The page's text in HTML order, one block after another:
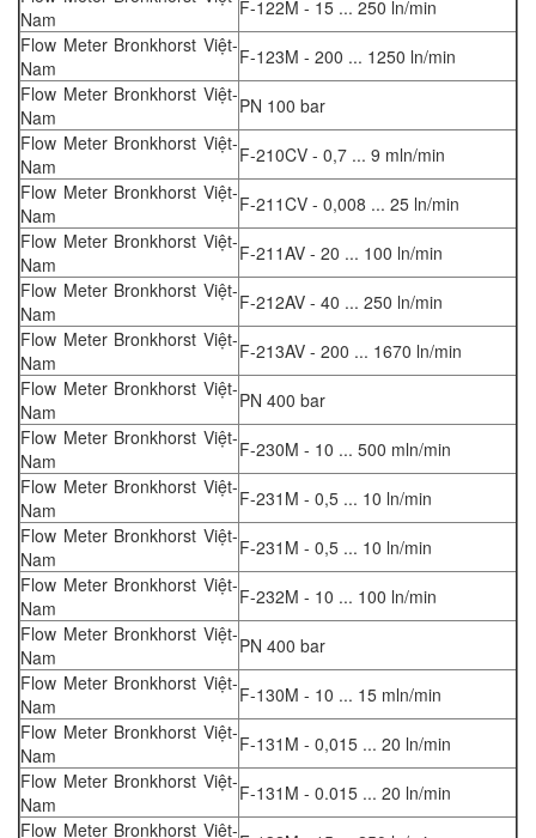
Nam
F-122M - 15 ... 250 ln/min
Flow Meter Bronkhorst Việt-
Nam
F-123M - 200 ... 1250 ln/min
Flow Meter Bronkhorst Việt-
Nam
PN 100 bar
Flow Meter Bronkhorst Việt-
Nam
F-210CV - 0,7 ... 9 mln/min
Flow Meter Bronkhorst Việt-
Nam
F-211CV - 0,008 ... 25 ln/min
Flow Meter Bronkhorst Việt-
Nam
F-211AV - 20 ... 100 ln/min
Flow Meter Bronkhorst Việt-
Nam
F-212AV - 40 ... 250 ln/min
Flow Meter Bronkhorst Việt-
Nam
F-213AV - 200 ... 1670 ln/min
Flow Meter Bronkhorst Việt-
Nam
PN 400 bar
Flow Meter Bronkhorst Việt-
Nam
F-230M - 10 ... 500 mln/min
Flow Meter Bronkhorst Việt-
Nam
F-231M - 0,5 ... 10 ln/min
Flow Meter Bronkhorst Việt-
Nam
F-231M - 0,5 ... 10 ln/min
Flow Meter Bronkhorst Việt-
Nam
F-232M - 10 ... 100 ln/min
Flow Meter Bronkhorst Việt-
Nam
PN 400 bar
Flow Meter Bronkhorst Việt-
Nam
F-130M - 10 ... 15 mln/min
Flow Meter Bronkhorst Việt-
Nam
F-131M - 0,015 ... 20 ln/min
Flow Meter Bronkhorst Việt-
Nam
F-131M - 0.015 ... 20 ln/min
Flow Meter Bronkhorst Việt-